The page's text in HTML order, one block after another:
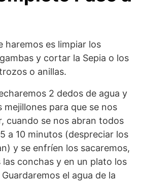
haremos es limpiar los
y cortar la Sepia o los
o anillas.
2 dedos de agua y
mejillones para que se nos
cuando se nos abran todos
a 10 minutos (despreciar los
y se enfríen los sacaremos,
las conchas y en un plato los
el agua de la